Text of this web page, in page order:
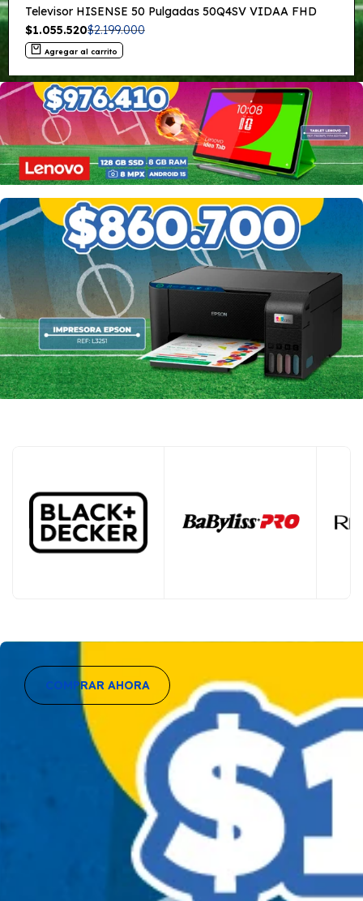
Televisor HISENSE 50 Pulgadas 50Q4SV VIDAA FHD
Precio
de
venta
$1.055.520Precio
regular
$2.199.000
Agregar al carrito
COMPRAR AHORA